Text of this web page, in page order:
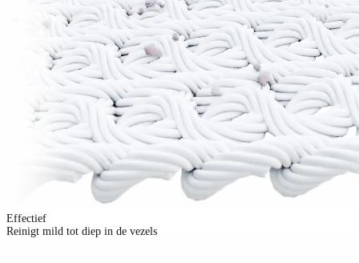
Effectief
Reinigt mild tot diep in de vezels